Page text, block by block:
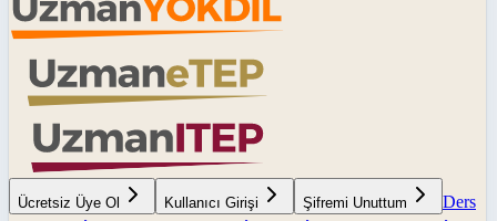
Ücretsiz Üye Ol Kullanıcı Girişi Şifremi Unuttum
Ders